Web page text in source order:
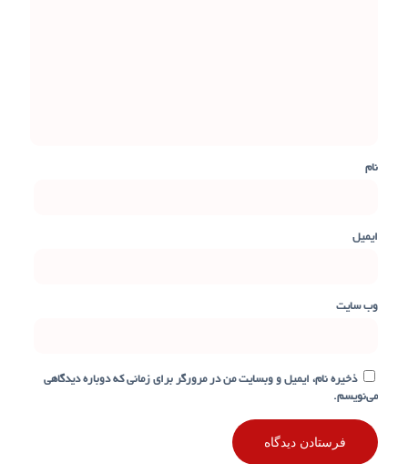
نام
ایمیل
وب‌ سایت
ذخیره نام، ایمیل و وبسایت من در مرورگر برای زمانی که دوباره دیدگاهی
می‌نویسم.